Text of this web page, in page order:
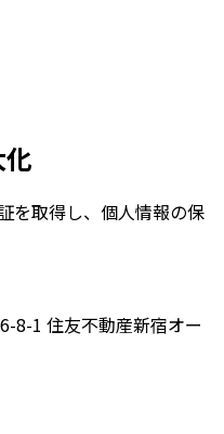
を取得し、個人情報の保
8-1 住友不動産新宿オー